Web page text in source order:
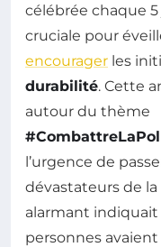
célébrée chaque
cruciale pour
encourager les
durabilité. Cette
autour du thème
l’urgence de
dévastateurs de la
alarmant indiquait
personnes